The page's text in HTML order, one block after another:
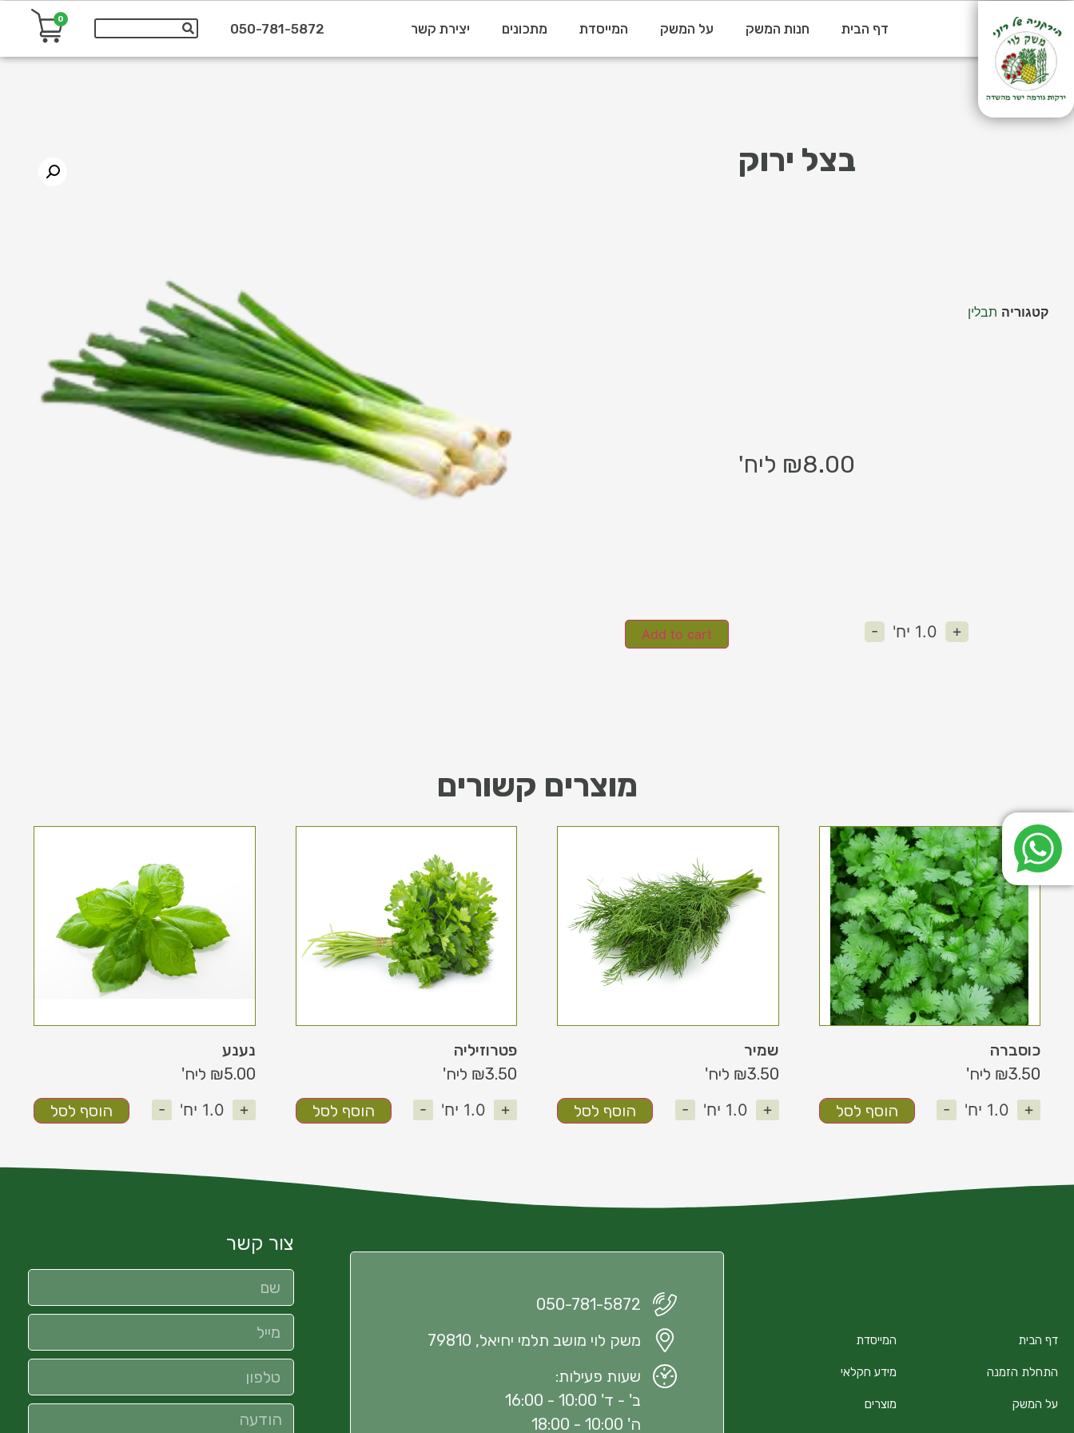
דף הבית חנות המשק על המשק המייסדת מתכונים יצירת קשר 050-781-5872
0
בצל ירוק
קטגוריה תבלין
₪8.00 ליח'
- 1.0 יח' +
Add to cart
מוצרים קשורים
כוסברה
₪3.50
ליח'
-
1.0 יח' + הוסף לסל
שמיר
₪3.50
ליח'
-
1.0 יח' + הוסף לסל
פטרוזיליה
₪3.50
ליח'
-
1.0 יח' + הוסף לסל
נענע
₪5.00
ליח'
-
1.0 יח' + הוסף לסל
דף הבית
התחלת הזמנה
על המשק
המייסדת
מידע חקלאי
מוצרים
050-781-5872
משק לוי מושב תלמי יחיאל, 79810
שעות פעילות:
ב' - ד' 10:00 - 16:00
ה' 10:00 - 18:00
צור קשר